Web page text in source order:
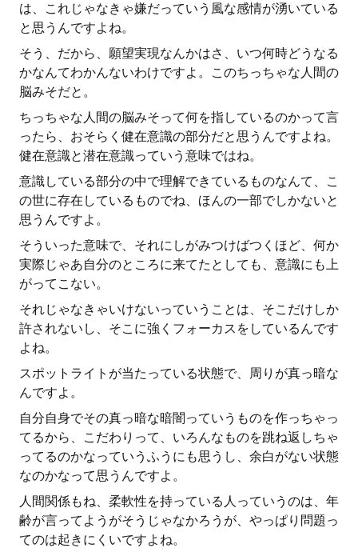
は、これじゃなきゃ嫌だっていう風な感情が湧いている
と思うんですよね。
そう、だから、願望実現なんかはさ、いつ何時どうなる
かなんてわかんないわけですよ。このちっちゃな人間の
脳みそだと。
ちっちゃな人間の脳みそって何を指しているのかって言
ったら、おそらく健在意識の部分だと思うんですよね。
健在意識と潜在意識っていう意味ではね。
意識している部分の中で理解できているものなんて、こ
の世に存在しているものでね、ほんの一部でしかないと
思うんですよ。
そういった意味で、それにしがみつけばつくほど、何か
実際じゃあ自分のところに来てたとしても、意識にも上
がってこない。
それじゃなきゃいけないっていうことは、そこだけしか
許されないし、そこに強くフォーカスをしているんです
よね。
スポットライトが当たっている状態で、周りが真っ暗な
んですよ。
自分自身でその真っ暗な暗闇っていうものを作っちゃっ
てるから、こだわりって、いろんなものを跳ね返しちゃ
ってるのかなっていうふうにも思うし、余白がない状態
なのかなって思うんですよ。
人間関係もね、柔軟性を持っている人っていうのは、年
齢が言ってようがそうじゃなかろうが、やっぱり問題っ
てのは起きにくいですよね。